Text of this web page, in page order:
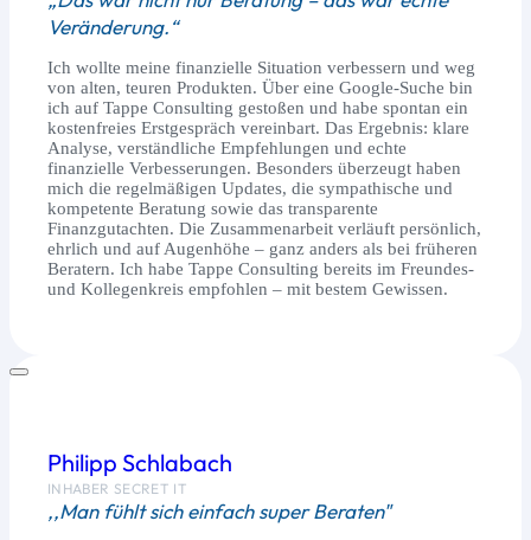
Veränderung.“
Ich wollte meine finanzielle Situation verbessern und weg
von alten, teuren Produkten. Über eine Google-Suche bin
ich auf Tappe Consulting gestoßen und habe spontan ein
kostenfreies Erstgespräch vereinbart. Das Ergebnis: klare
Analyse, verständliche Empfehlungen und echte
finanzielle Verbesserungen. Besonders überzeugt haben
mich die regelmäßigen Updates, die sympathische und
kompetente Beratung sowie das transparente
Finanzgutachten. Die Zusammenarbeit verläuft persönlich,
ehrlich und auf Augenhöhe – ganz anders als bei früheren
Beratern. Ich habe Tappe Consulting bereits im Freundes-
und Kollegenkreis empfohlen – mit bestem Gewissen.
Philipp Schlabach
INHABER SECRET IT
,,Man fühlt sich einfach super Beraten"